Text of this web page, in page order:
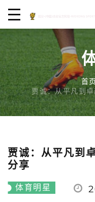
首
贾诚：从平凡到
贾诚：从平凡到
分享
体育明星